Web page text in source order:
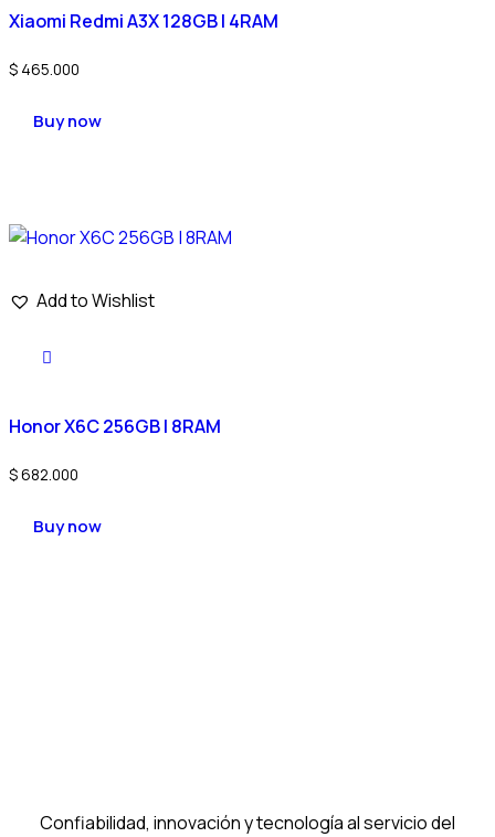
Xiaomi Redmi A3X 128GB | 4RAM
$ 465.000
Buy now
Add to Wishlist
Honor X6C 256GB | 8RAM
$682.000
Buy now
Confiabilidad, innovación y tecnología al servicio del